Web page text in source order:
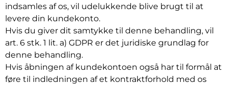
indsamles af os, vil udelukkende blive brugt til at
levere din kundekonto.
Hvis du giver dit samtykke til denne behandling, vil
art. 6 stk. 1 lit. a) GDPR er det juridiske grundlag for
denne behandling.
Hvis åbningen af kundekontoen også har til formål at
føre til indledningen af et kontraktforhold med os